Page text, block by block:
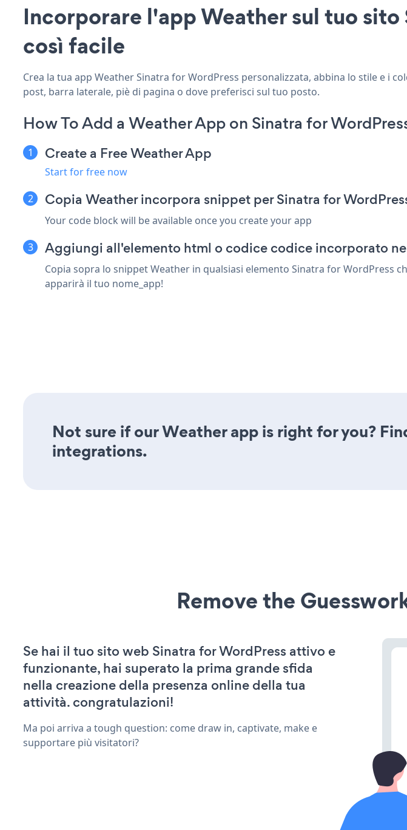
Incorporare l'app Weather sul tuo
così facile
Crea la tua app Weather Sinatra for WordPress personalizzata, abbina lo stile e i
post, barra laterale, piè di pagina o dove preferisci sul tuo posto.
How To Add a Weather App on Sinatra for
Create a Free Weather App
Start for free now
Copia Weather incorpora snippet per Sinatra for
Your code block will be available once you create your app
Aggiungi all'elemento html o codice codice incorporato
Copia sopra lo snippet Weather in qualsiasi elemento Sinatra for WordPress
apparirà il tuo nome_app!
Not sure if our Weather app is right for you?
integrations.
Remove the
Se hai il tuo sito web Sinatra for WordPress attivo e
funzionante, hai superato la prima grande sfida
nella creazione della presenza online della tua
attività. congratulazioni!
Ma poi arriva a tough question: come draw in, captivate, make e
supportare più visitatori?